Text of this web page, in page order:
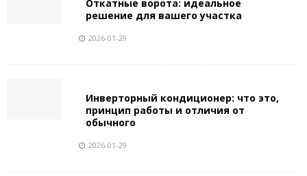
Откатные ворота: идеальное
решение для вашего участка
2026-01-29
Инверторный кондиционер: что это,
принцип работы и отличия от
обычного
2026-01-29